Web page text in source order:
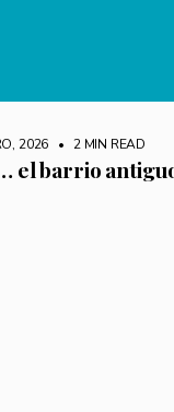
2026 • 2 MIN READ
el barrio